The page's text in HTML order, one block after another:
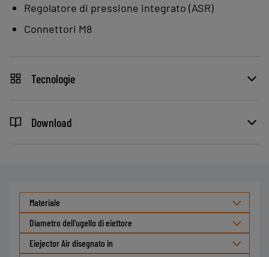
Regolatore di pressione integrato (ASR)
Connettori M8
Tecnologie
Download
Materiale
Diametro dell'ugello di eiettore
Eiejector Air disegnato in